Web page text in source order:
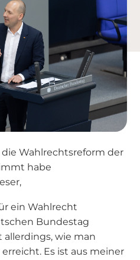
Wahlrechtsreform der
habe
ein Wahlrecht
Bundestag
allerdings, wie man
Es ist aus meiner